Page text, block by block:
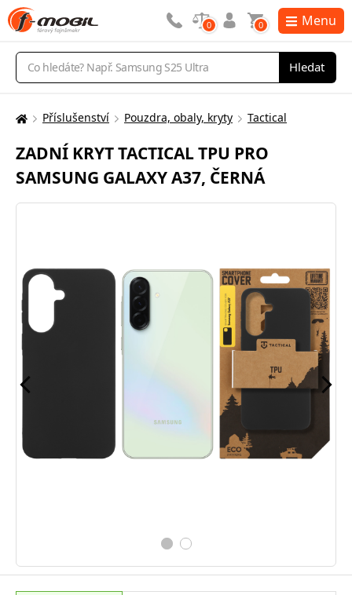
Vyhledávání
Hledat
0 0 Menu
Zde
nacházíte:
Příslušenství Pouzdra, obaly, kryty Tactical
ZADNÍ KRYT TACTICAL TPU PRO
SAMSUNG GALAXY A37, ČERNÁ